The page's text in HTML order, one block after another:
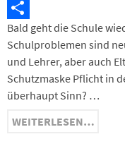
Telegram
Teilen
Bald geht die Schule
Schulproblemen sind
und Lehrer, aber auch
Schutzmaske Pflicht in
überhaupt Sinn? …
WEITERLESEN…